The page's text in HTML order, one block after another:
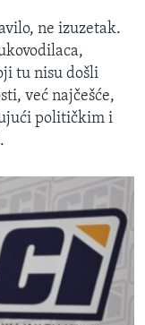
ne izuzetak.
tu nisu došli
već najčešće,
političkim i